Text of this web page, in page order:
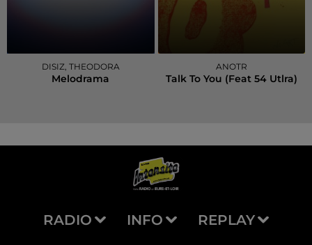
DISIZ, THEODORA
Melodrama
ANOTR
Talk To You (feat 54 Utlra)
RADIO INFO REPLAY